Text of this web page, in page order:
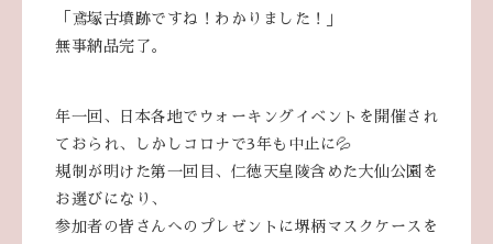
「鳶塚古墳跡ですね！わかりました！」
無事納品完了。
年一回、日本各地でウォーキングイベントを開催され
ておられ、しかしコロナで3年も中止に💦
規制が明けた第一回目、仁徳天皇陵含めた大仙公園を
お選びになり、
参加者の皆さんへのプレゼントに堺柄マスクケースを